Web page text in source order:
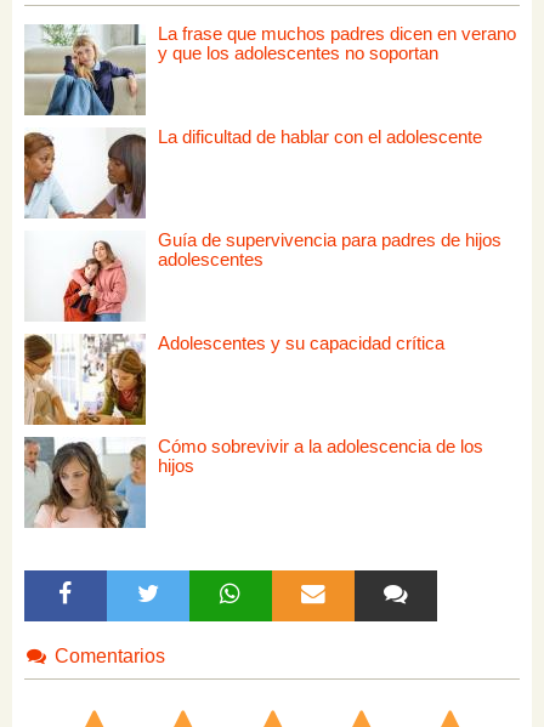
La frase que muchos padres dicen en verano
y que los adolescentes no soportan
La dificultad de hablar con el adolescente
Guía de supervivencia para padres de hijos
adolescentes
Adolescentes y su capacidad crítica
Cómo sobrevivir a la adolescencia de los
hijos
Comentarios